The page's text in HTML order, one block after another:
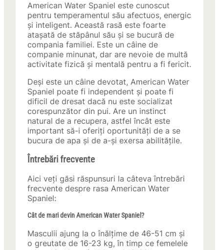
American Water Spaniel este cunoscut
pentru temperamentul său afectuos, energic
și inteligent. Această rasă este foarte
atașată de stăpânul său și se bucură de
compania familiei. Este un câine de
companie minunat, dar are nevoie de multă
activitate fizică și mentală pentru a fi fericit.
Deși este un câine devotat, American Water
Spaniel poate fi independent și poate fi
dificil de dresat dacă nu este socializat
corespunzător din pui. Are un instinct
natural de a recupera, astfel încât este
important să-i oferiți oportunități de a se
bucura de apa și de a-și exersa abilitățile.
Întrebări frecvente
Aici veți găsi răspunsuri la câteva întrebări
frecvente despre rasa American Water
Spaniel:
Cât de mari devin American Water Spaniel?
Masculii ajung la o înălțime de 46-51 cm și
o greutate de 16-23 kg, în timp ce femelele